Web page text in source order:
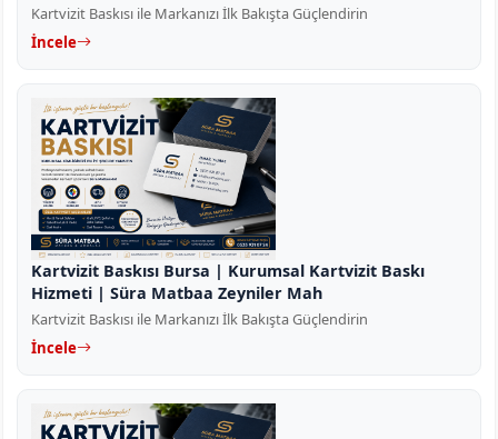
Kartvizit Baskısı ile Markanızı İlk Bakışta Güçlendirin
İncele
Kartvizit Baskısı Bursa | Kurumsal Kartvizit Baskı
Hizmeti | Süra Matbaa Zeyniler Mah
Kartvizit Baskısı ile Markanızı İlk Bakışta Güçlendirin
İncele